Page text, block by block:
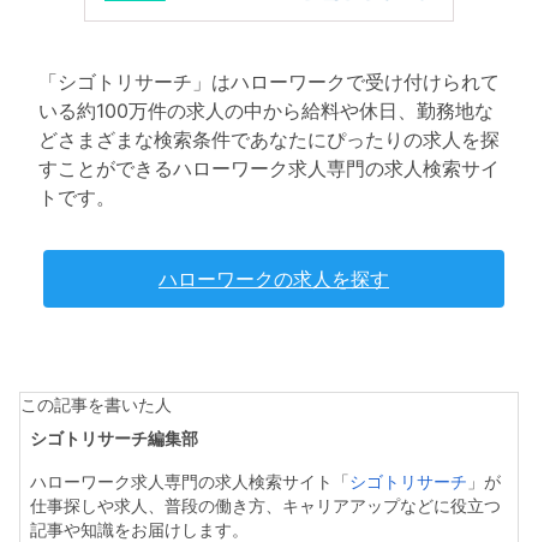
「シゴトリサーチ」はハローワークで受け付けられて
いる約100万件の求人の中から給料や休日、勤務地な
どさまざまな検索条件であなたにぴったりの求人を探
すことができるハローワーク求人専門の求人検索サイ
トです。
ハローワークの求人を探す
この記事を書いた人
シゴトリサーチ編集部
ハローワーク求人専門の求人検索サイト「 シゴトリサーチ 」が
仕事探しや求人、普段の働き方、キャリアアップなどに役立つ
記事や知識をお届けします。